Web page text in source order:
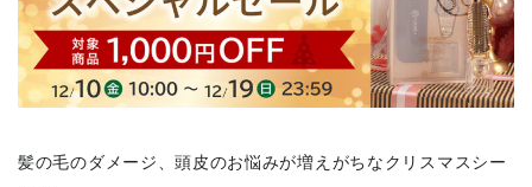
髪の毛のダメージ、頭皮のお悩みが増えがちなクリスマスシー